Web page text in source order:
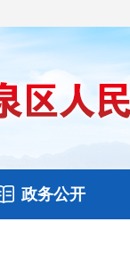
政务公开